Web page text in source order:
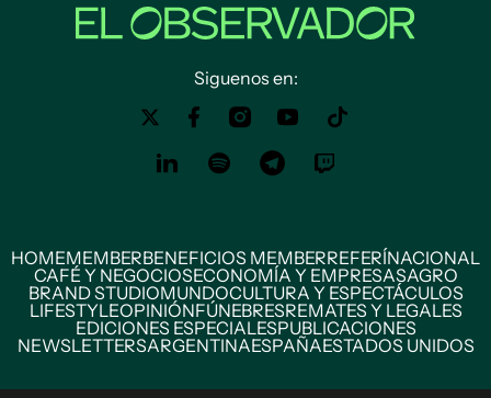
Siguenos en:
HOMEMEMBERBENEFICIOS MEMBERREFERÍNACIONAL
CAFÉ Y NEGOCIOSECONOMÍA Y EMPRESASAGRO
BRAND STUDIOMUNDOCULTURA Y ESPECTÁCULOS
LIFESTYLEOPINIÓNFÚNEBRESREMATES Y LEGALES
EDICIONES ESPECIALESPUBLICACIONES
NEWSLETTERSARGENTINAESPAÑAESTADOS UNIDOS